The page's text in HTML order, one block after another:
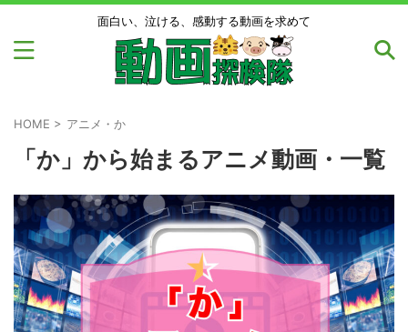
面白い、泣ける、感動する動画を求めて
HOME > アニメ・か
「か」から始まるアニメ動画・一覧